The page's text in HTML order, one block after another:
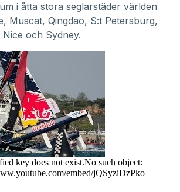
i åtta stora seglarstäder världen
Muscat, Qingdao, S:t Petersburg,
och Sydney.